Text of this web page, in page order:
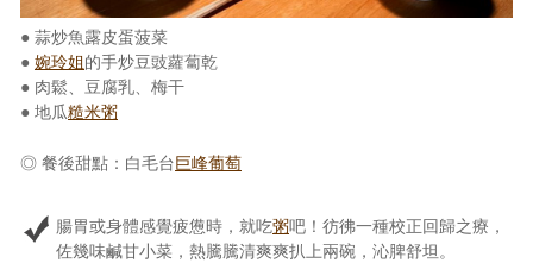
● 蒜炒魚露皮蛋菠菜
● 婉玲姐的手炒豆豉蘿蔔乾
● 肉鬆、豆腐乳、梅干
● 地瓜糙米粥
◎ 餐後甜點：白毛台巨峰葡萄
腸胃或身體感覺疲憊時，就吃粥吧！彷彿一種校正回歸之療，
佐幾味鹹甘小菜，熱騰騰清爽爽扒上兩碗，沁脾舒坦。